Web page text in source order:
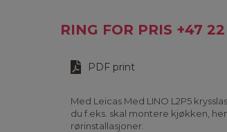
RING FOR PRIS +47
PDF print
Med Leicas Med LINO L2P5
du f.eks. skal montere kjøkken,
rørinstallasjoner.